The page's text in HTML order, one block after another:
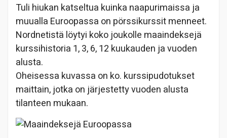
Tuli hiukan katseltua kuinka naapurimaissa ja
muualla Euroopassa on pörssikurssit menneet.
Nordnetistä löytyi koko joukolle maaindeksejä
kurssihistoria 1, 3, 6, 12 kuukauden ja vuoden
alusta.
Oheisessa kuvassa on ko. kurssipudotukset
maittain, jotka on järjestetty vuoden alusta
tilanteen mukaan.